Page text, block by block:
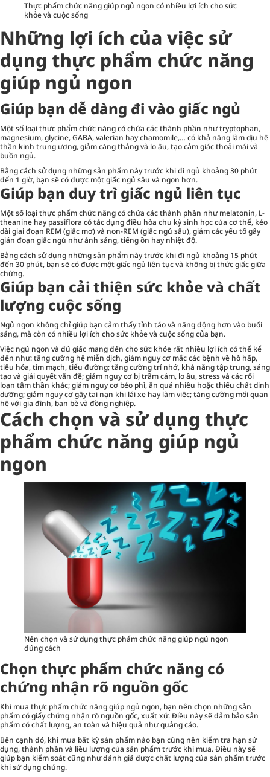
Thực phẩm chức năng giúp ngủ ngon có nhiều lợi ích cho sức
khỏe và cuộc sống
Những lợi ích của việc sử
dụng thực phẩm chức năng
giúp ngủ ngon
Giúp bạn dễ dàng đi vào giấc ngủ
Một số loạithực phẩm chức năngcó chứa các thành phần như tryptophan,
magnesium, glycine, GABA, valerian hay chamomile,… có khả năng làm dịu hệ
thần kinh trung ương, giảm căng thẳng và lo âu, tạo cảm giác thoải mái và
buồn ngủ.
Bằng cách sử dụng những sản phẩm này trước khi đi ngủ khoảng 30 phút
đến 1 giờ, bạn sẽ có được một giấc ngủ sâu và ngon hơn.
Giúp bạn duy trì giấc ngủ liên tục
Một số loại thực phẩm chức năng có chứa các thành phần như melatonin, L-
theanine hay passiflora có tác dụng điều hòa chu kỳ sinh học của cơ thể, kéo
dài giai đoạn REM (giấc mơ) và non-REM (giấc ngủ sâu), giảm các yếu tố gây
gián đoạn giấc ngủ như ánh sáng, tiếng ồn hay nhiệt độ.
Bằng cách sử dụng những sản phẩm này trước khi đi ngủ khoảng 15 phút
đến 30 phút, bạn sẽ có được một giấc ngủ liên tục và không bị thức giấc giữa
chừng.
Giúp bạn cải thiện sức khỏe và chất
lượng cuộc sống
Ngủ ngon không chỉ giúp bạn cảm thấy tỉnh táo và năng động hơn vào buổi
sáng, mà còn có nhiều lợi ích cho sức khỏe và cuộc sống của bạn.
Việc ngủ ngon và đủ giấc mang đến cho sức khỏe rất nhiều lợi ích có thể kể
đến như: tăng cường hệ miễn dịch, giảm nguy cơ mắc các bệnh về hô hấp,
tiêu hóa, tim mạch, tiểu đường; tăng cường trí nhớ, khả năng tập trung, sáng
tạo và giải quyết vấn đề; giảm nguy cơ bị trầm cảm, lo âu, stress và các rối
loạn tâm thần khác; giảm nguy cơ béo phì, ăn quá nhiều hoặc thiếu chất dinh
dưỡng; giảm nguy cơ gây tai nạn khi lái xe hay làm việc; tăngcường mối quan
hệ với gia đình, bạn bè và đồng nghiệp.
Cách chọn và sử dụng thực
phẩm chức năng giúp ngủ
ngon
Nên chọn và sử dụng thực phẩm chức năng giúp ngủ ngon
đúng cách
Chọn thực phẩm chức năng có
chứng nhận rõ nguồn gốc
Khi mua thực phẩm chức năng giúp ngủ ngon, bạn nên chọn những sản
phẩm có giấy chứng nhận rõ nguồn gốc, xuất xứ. Điều này sẽ đảm bảo sản
phẩm có chất lượng, an toàn và hiệu quả như quảng cáo.
Bên cạnh đó, khi mua bất kỳ sản phẩm nào bạn cũng nên kiểm tra hạn sử
dụng, thành phần và liều lượng của sản phẩm trước khi mua. Điều này sẽ
giúp bạn kiểm soát cũng như đánh giá được chất lượng của sản phẩm trước
khi sử dụng chúng.